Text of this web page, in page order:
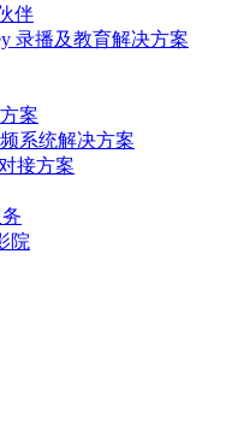
伴
录播及教育解决方案
案
系统解决方案
接方案
院